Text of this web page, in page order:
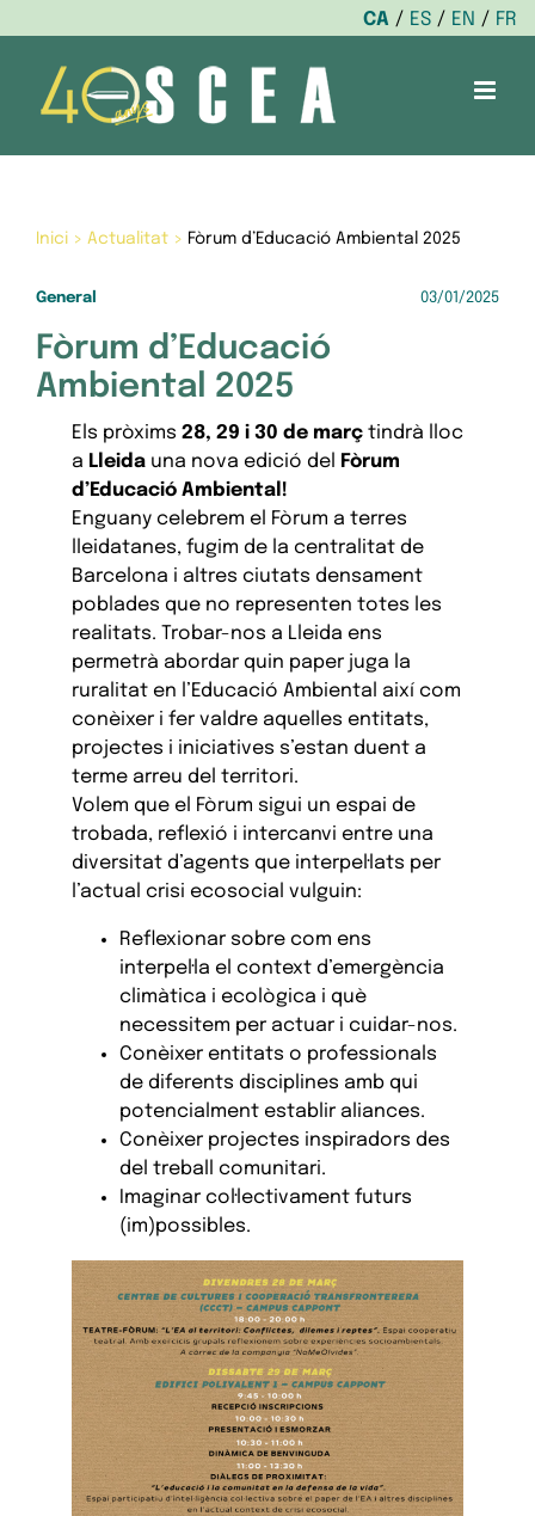
CA ES EN
FR
content
Inici> Actualitat> Fòrum d’Educació Ambiental 2025
General 03/01/2025
Fòrum d’Educació
Ambiental 2025
Els pròxims 28, 29 i 30 de març tindrà lloc
a Lleida una nova edició del
Fòrum
d’Educació Ambiental!
Enguany celebrem el Fòrum a terres
lleidatanes, fugim de la centralitat de
Barcelona i altres ciutats densament
poblades que no representen totes les
realitats. Trobar-nos a Lleida ens
permetrà abordar quin paper juga la
ruralitat en l’Educació Ambiental així com
conèixer i fer valdre aquelles entitats,
projectes i iniciatives s’estan duent a
terme arreu del territori.
Volem que el Fòrum sigui un espai de
trobada, reflexió i intercanvi entre una
diversitat d’agents que interpel·lats per
l’actual crisi ecosocial vulguin:
Reflexionar sobre com ens
interpel·la el context d’emergència
climàtica i ecològica i què
necessitem per actuar i cuidar-nos.
Conèixer entitats o professionals
de diferents disciplines amb qui
potencialment establir aliances.
Conèixer projectes inspiradors des
del treball comunitari.
Imaginar col·lectivament futurs
(im)possibles.